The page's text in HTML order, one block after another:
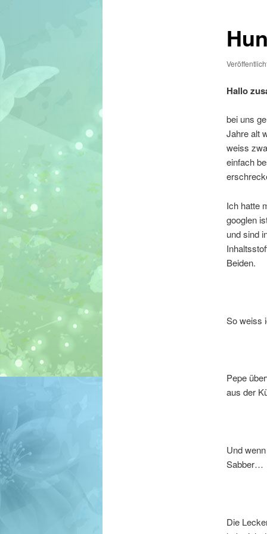
Hallo
bei uns
Jahre alt
weiss
einfach
Ich hatte
googlen
und sind
Beiden.
So weiss
Pepe
aus der
Und
Sabber…
Die